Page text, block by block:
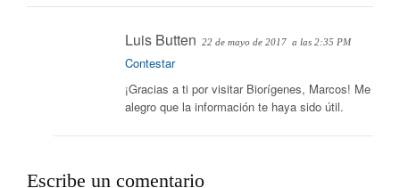
Luis Butten 22 de mayo de 2017 a las 2:35 PM
Contestar
¡Gracias a ti por visitar Biorígenes, Marcos! Me
alegro que la información te haya sido útil.
Escribe un comentario